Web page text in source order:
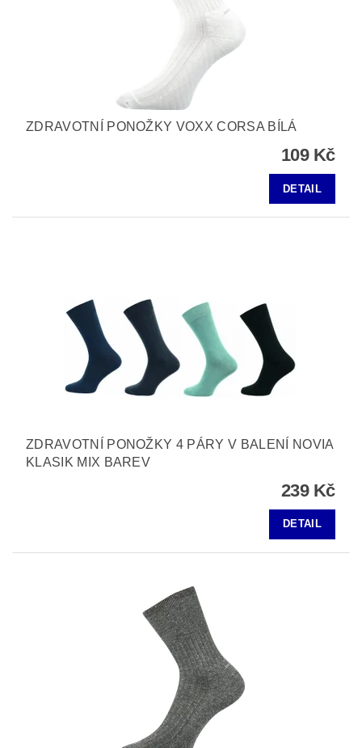
ZDRAVOTNÍ PONOŽKY VOXX CORSA BÍLÁ
109 Kč
DETAIL
ZDRAVOTNÍ PONOŽKY 4 PÁRY V BALENÍ NOVIA
KLASIK MIX BAREV
239 Kč
DETAIL